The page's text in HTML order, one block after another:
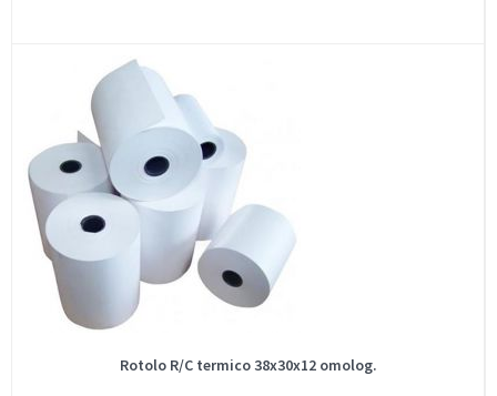
Rotolo R/C termico 38x30x12 omolog.